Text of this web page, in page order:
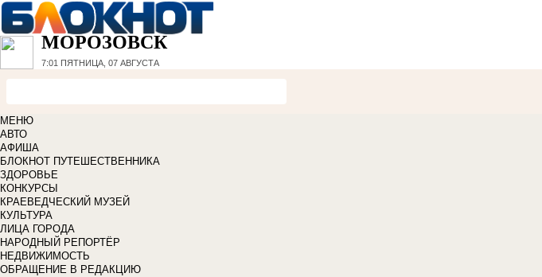
МОРОЗОВСК
7:01 ПЯТНИЦА, 07 АВГУСТА
МЕНЮ
АВТО
АФИША
БЛОКНОТ ПУТЕШЕСТВЕННИКА
ЗДОРОВЬЕ
КОНКУРСЫ
КРАЕВЕДЧЕСКИЙ МУЗЕЙ
КУЛЬТУРА
ЛИЦА ГОРОДА
НАРОДНЫЙ РЕПОРТЁР
НЕДВИЖИМОСТЬ
ОБРАЩЕНИЕ В РЕДАКЦИЮ